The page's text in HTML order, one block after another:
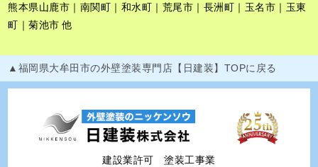
熊本県山鹿市｜南関町｜和水町｜荒尾市｜長洲町｜玉名市｜玉東
町｜菊池市 他
▲福岡県大牟田市の外壁塗装専門店【日建装】TOPに戻る
建設業許可 塗装工事業